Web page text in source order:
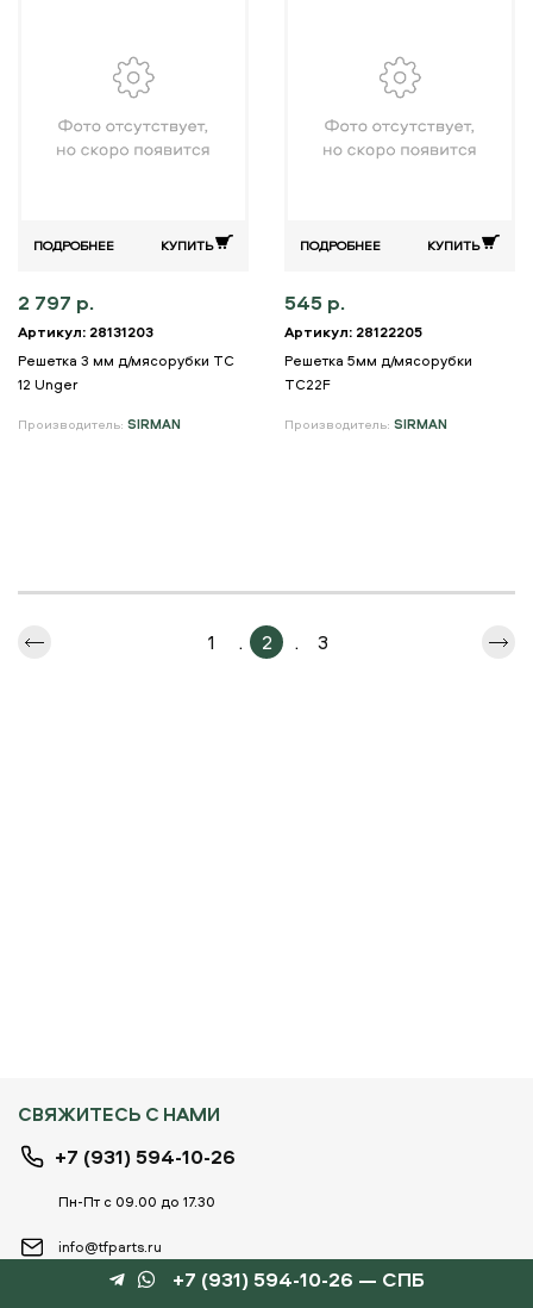
ПОДРОБНЕЕ КУПИТЬ
2 797 р.
Артикул: 28131203
Решетка 3 мм д/мясорубки TC
12 Unger
Производитель: SIRMAN
ПОДРОБНЕЕ КУПИТЬ
545 р.
Артикул: 28122205
Решетка 5мм д/мясорубки
TC22F
Производитель: SIRMAN
1 . 2 . 3
СВЯЖИТЕСЬ С НАМИ
+7 (931) 594-10-26
Пн-Пт с 09.00 до 17.30
info@tfparts.ru
+7 (931) 594-10-26 — СПБ